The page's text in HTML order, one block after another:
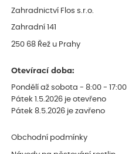
Zahradnictví Flos s.r.o.
Zahradní 141
250 68 Řež u Prahy
Otevírací doba:
Pondělí až sobota - 8:00 - 17:00
Pátek 1.5.2026 je otevřeno
Pátek 8.5.2026 je zavřeno
Obchodní podmínky